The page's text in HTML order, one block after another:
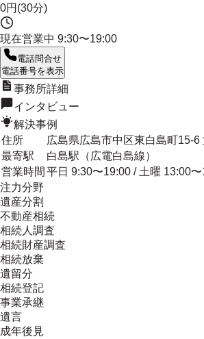
0円(30分)
現在営業中 9:30〜19:00
電話問合せ
電話番号を表示
事務所詳細
インタビュー
解決事例
住所
広島県広島市中区東白島町15-6
最寄駅
白島駅（広電白島線）
営業時間 平日 9:30〜19:00 / 土曜 13:00
注力分野
遺産分割
不動産相続
相続人調査
相続財産調査
相続放棄
遺留分
相続登記
事業承継
遺言
成年後見